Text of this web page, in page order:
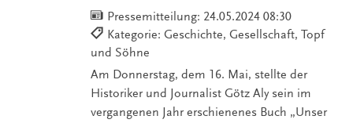
Pressemitteilung: 24.05.2024 08:30
Kategorie: Geschichte, Gesellschaft, Topf
und Söhne
Am Donnerstag, dem 16. Mai, stellte der
Historiker und Journalist Götz Aly sein im
vergangenen Jahr erschienenes Buch „Unser